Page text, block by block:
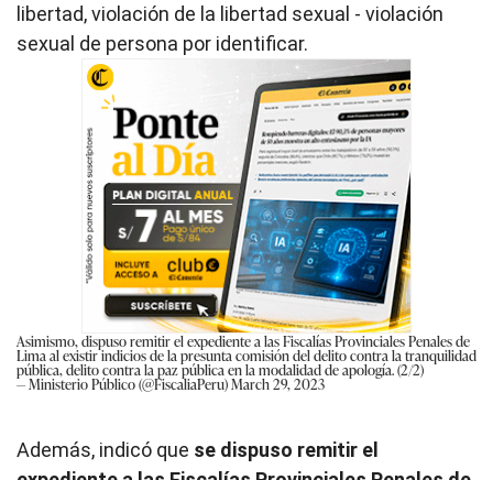
libertad, violación de la libertad sexual - violación
sexual de persona por identificar.
Asimismo, dispuso remitir el expediente a las Fiscalías Provinciales Penales de
Lima al existir indicios de la presunta comisión del delito contra la tranquilidad
pública, delito contra la paz pública en la modalidad de apología. (2/2)
— Ministerio Público (@FiscaliaPeru)March 29, 2023
Además, indicó que se dispuso remitir el